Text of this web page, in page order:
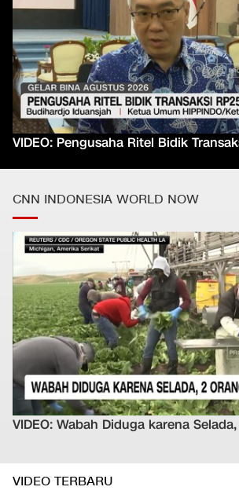
VIDEO: Pengusaha Ritel Bidik
CNN INDONESIA WORLD NOW
VIDEO: Wabah Diduga karena
VIDEO TERBARU